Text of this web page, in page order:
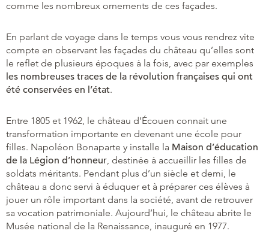
comme les nombreux ornements de ces façades.
En parlant de voyage dans le temps vous vous rendrez vite
compte en observant les façades du château qu’elles sont
le reflet de plusieurs époques à la fois, avec par exemples
les nombreuses traces de la révolution françaises qui ont
été conservées en l’état.
Entre 1805 et 1962, le château d’Écouen connait une
transformation importante en devenant une école pour
filles. Napoléon Bonaparte y installe la Maison d’éducation
de la Légion d’honneur, destinée à accueillir les filles de
soldats méritants. Pendant plus d’un siècle et demi, le
château a donc servi à éduquer et à préparer ces élèves à
jouer un rôle important dans la société, avant de retrouver
sa vocation patrimoniale. Aujourd’hui, le château abrite le
Musée national de la Renaissance, inauguré en 1977.